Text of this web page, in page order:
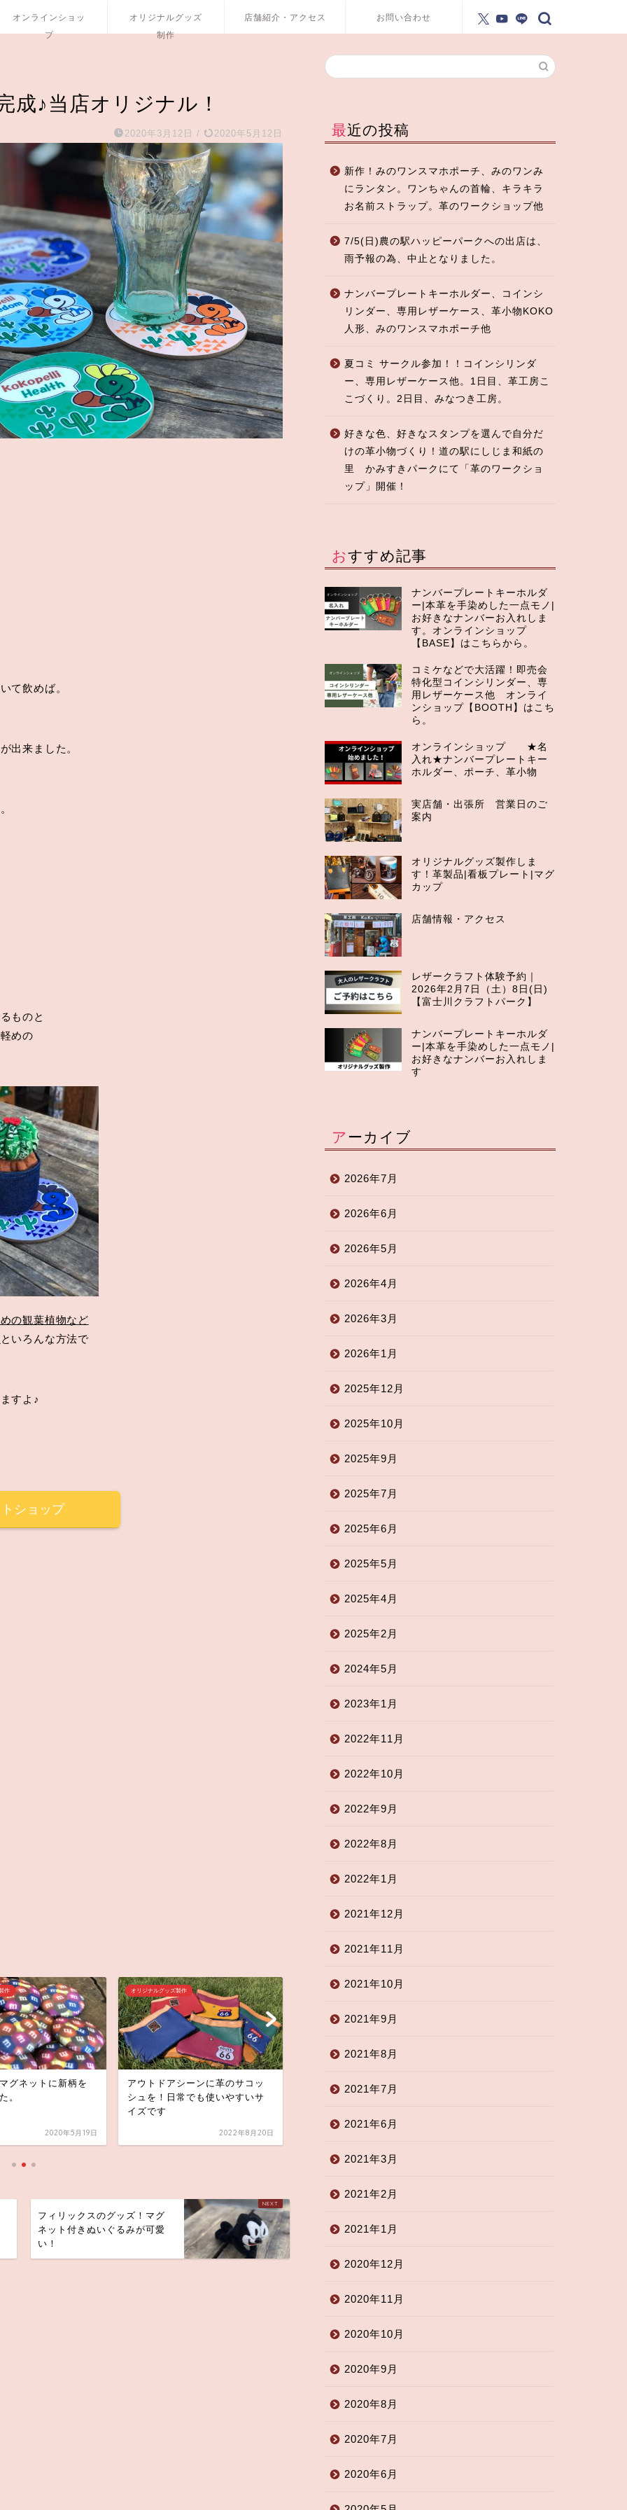
オンラインショッ
プ
オリジナルグッズ
制作
店舗紹介・アクセス お問い合わせ
成♪当店オリジナル！
2020年3月12日 / 2020年5月12日
て飲めば。
出来ました。
ものと
めの
の観葉植物など
といろんな方法で
すよ♪
ショップ
作
グネットに新柄を
。
2020年5月19日
オリジナルグッズ製作
アウトドアシーンに革のサコッ
シュを！日常でも使いやすいサ
イズです
2022年8月20日
オリジナルグッズ製作
看板プレート｜オーダー品の一
例と料金表
フィリックスのグッズ！マグ
ネット付きぬいぐるみが可愛
い！
最近の投稿
新作！みのワンスマホポーチ、みのワンみ
にランタン。ワンちゃんの首輪、キラキラ
お名前ストラップ。革のワークショップ他
7/5(日)農の駅ハッピーパークへの出店は、
雨予報の為、中止となりました。
ナンバープレートキーホルダー、コインシ
リンダー、専用レザーケース、革小物KOKO
人形、みのワンスマホポーチ他
夏コミ サークル参加！！コインシリンダ
ー、専用レザーケース他。1日目、革工房こ
こづくり。2日目、みなつき工房。
好きな色、好きなスタンプを選んで自分だ
けの革小物づくり！道の駅にしじま和紙の
里 かみすきパークにて「革のワークショ
ップ」開催！
おすすめ記事
ナンバープレートキーホルダ
ー|本革を手染めした一点モノ|
お好きなナンバーお入れしま
す。オンラインショップ
【BASE】はこちらから。
コミケなどで大活躍！即売会
特化型コインシリンダー、専
用レザーケース他 オンライ
ンショップ【BOOTH】はこち
ら。
オンラインショップ ★名
入れ★ナンバープレートキー
ホルダー、ポーチ、革小物
実店舗・出張所 営業日のご
案内
オリジナルグッズ製作しま
す！革製品|看板プレート|マグ
カップ
店舗情報・アクセス
レザークラフト体験予約｜
2026年2月7日（土）8日(日)
【富士川クラフトパーク】
ナンバープレートキーホルダ
ー|本革を手染めした一点モノ|
お好きなナンバーお入れしま
す
アーカイブ
2026年7月
2026年6月
2026年5月
2026年4月
2026年3月
2026年1月
2025年12月
2025年10月
2025年9月
2025年7月
2025年6月
2025年5月
2025年4月
2025年2月
2024年5月
2023年1月
2022年11月
2022年10月
2022年9月
2022年8月
2022年1月
2021年12月
2021年11月
2021年10月
2021年9月
2021年8月
2021年7月
2021年6月
2021年3月
2021年2月
2021年1月
2020年12月
2020年11月
2020年10月
2020年9月
2020年8月
2020年7月
2020年6月